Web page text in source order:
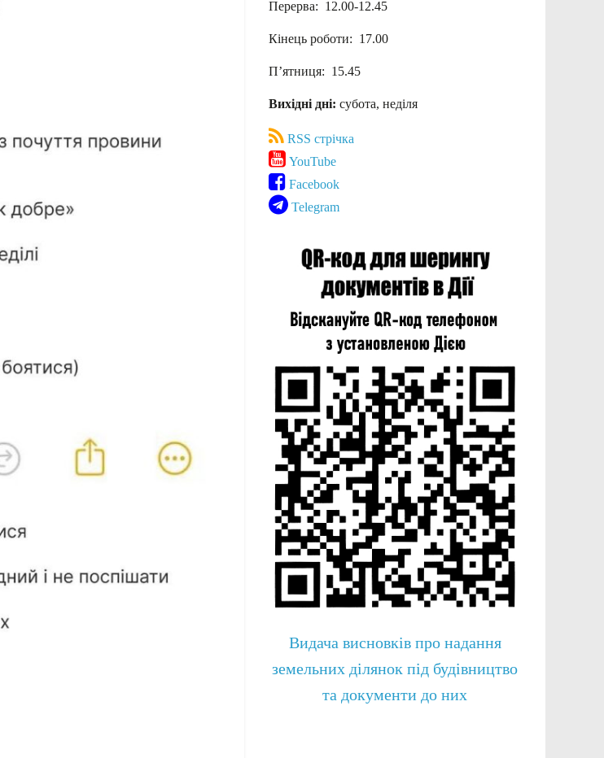
Перерва: 12.00-12.45
Кінець роботи: 17.00
П’ятниця: 15.45
Вихідні дні: субота, неділя
RSS стрічка
YouTube
Facebook
Telegram
Видача висновків про надання
земельних ділянок під будівництво
та документи до них